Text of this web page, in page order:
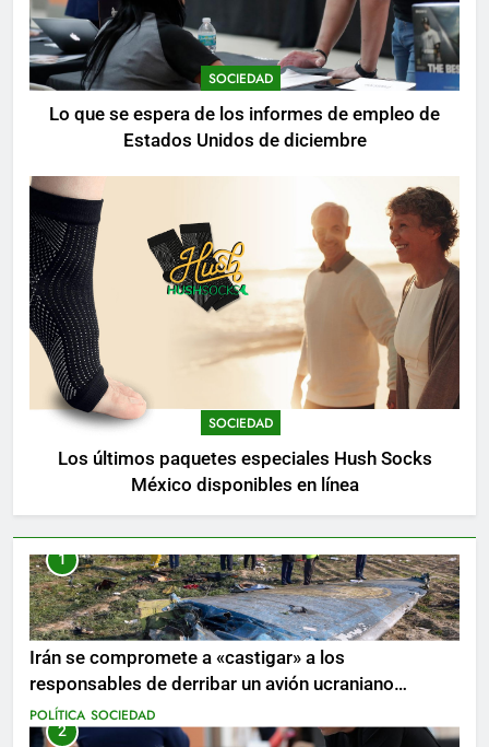
SOCIEDAD
Lo que se espera de los informes de empleo de
Estados Unidos de diciembre
SOCIEDAD
Los últimos paquetes especiales Hush Socks
México disponibles en línea
1
Irán se compromete a «castigar» a los
responsables de derribar un avión ucraniano
mientras se realizan arrestos
POLÍTICA SOCIEDAD
2